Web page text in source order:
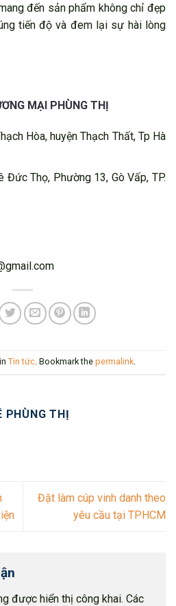
đến sản phẩm không chỉ đẹp
tiến độ và đem lại sự hài lòng
MẠI PHÙNG THỊ
Hòa, huyện Thạch Thất, Tp Hà
Đức Thọ, Phường 13, Gò Vấp, TP.
Tin tức. Bookmark the permalink.
PHÙNG THỊ
Đặt làm cúp vinh danh theo
yêu cầu tại TPHCM
được hiển thị công khai. Các